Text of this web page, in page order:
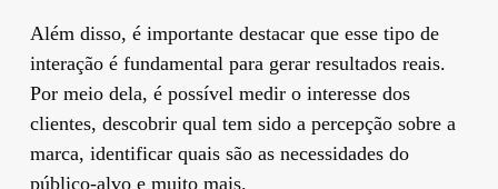
Além disso, é importante destacar que esse tipo de
interação é fundamental para gerar resultados reais.
Por meio dela, é possível medir o interesse dos
clientes, descobrir qual tem sido a percepção sobre a
marca, identificar quais são as necessidades do
público-alvo e muito mais.